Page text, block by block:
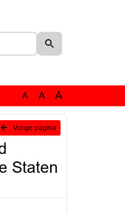
A A A
Vorige pagina
Staten